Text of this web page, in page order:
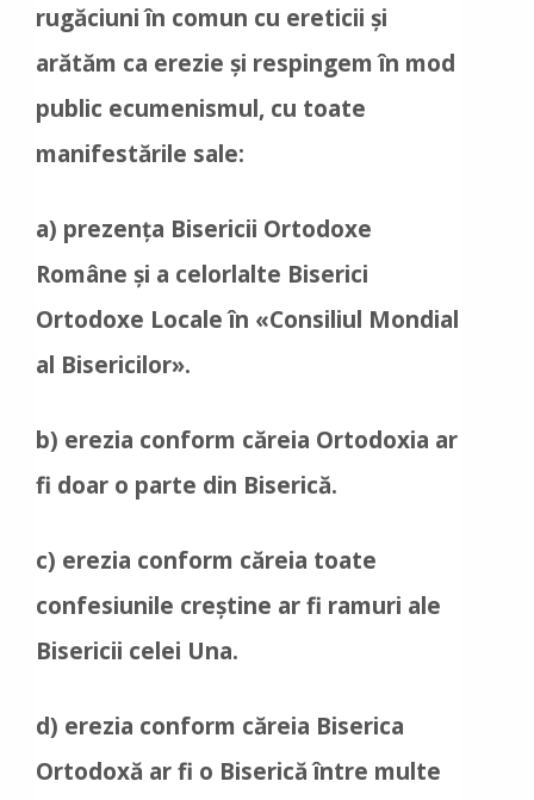
rugăciuni în comun cu ereticii și
arătăm ca erezie şi respingem în mod
public ecumenismul, cu toate
manifestările sale:
a) prezența Bisericii Ortodoxe
Române și a celorlalte Biserici
Ortodoxe Locale în «Consiliul Mondial
al Bisericilor».
b) erezia conform căreia Ortodoxia ar
fi doar o parte din Biserică.
c) erezia conform căreia toate
confesiunile creștine ar fi ramuri ale
Bisericii celei Una.
d) erezia conform căreia Biserica
Ortodoxă ar fi o Biserică între multe